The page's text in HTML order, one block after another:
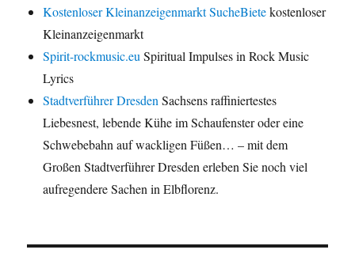
Kostenloser Kleinanzeigenmarkt SucheBietekostenloser
Kleinanzeigenmarkt
Spirit-rockmusic.euSpiritual Impulses in Rock Music
Lyrics
Stadtverführer DresdenSachsens raffiniertestes
Liebesnest, lebende Kühe im Schaufenster oder eine
Schwebebahn auf wackligen Füßen… – mit dem
Großen Stadtverführer Dresden erleben Sie noch viel
aufregendere Sachen in Elbflorenz.